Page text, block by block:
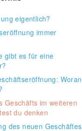
eigentlich?
immer
gibt es für eine
Woran
Geschäfts im weiteren
du denken
des neuen Geschäftes